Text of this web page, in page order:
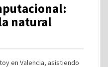
natural
en Valencia, asistiendo